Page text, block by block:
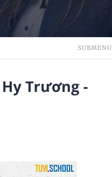
SUBMENU
Trương -